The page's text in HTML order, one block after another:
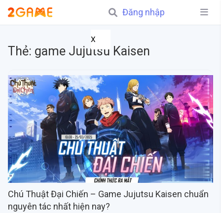
Đăng nhập
X
Thẻ: game Jujutsu Kaisen
Chú Thuật Đại Chiến – Game Jujutsu Kaisen chuẩn
nguyên tác nhất hiện nay?